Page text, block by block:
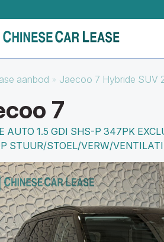
aanbod Jaecoo 7 Hybride SUV
7
AUTO 1.5 GDI SHS-P 347PK
STUUR/STOEL/VERW/